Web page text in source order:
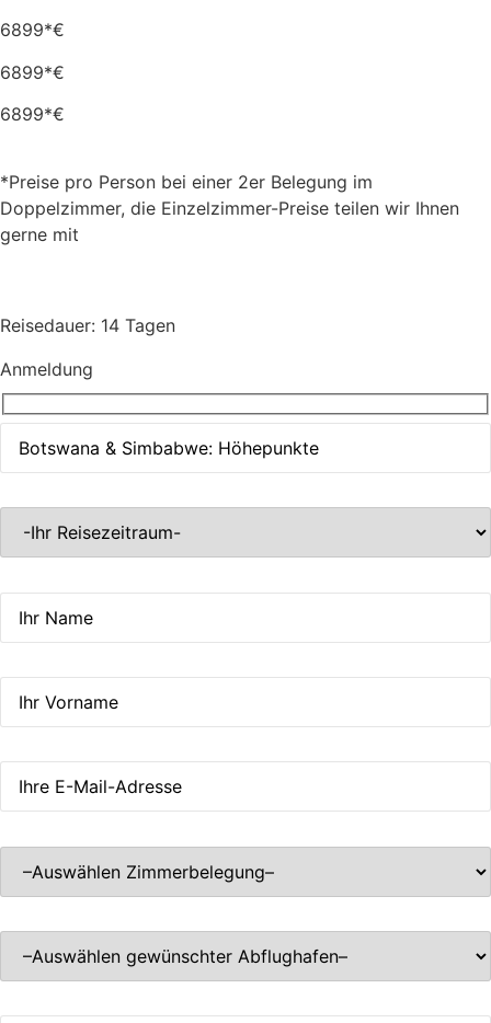
6899*€
6899*€
6899*€
*Preise pro Person bei einer 2er Belegung im
Doppelzimmer, die Einzelzimmer-Preise teilen wir Ihnen
gerne mit
Reisedauer: 14 Tagen
Anmeldung